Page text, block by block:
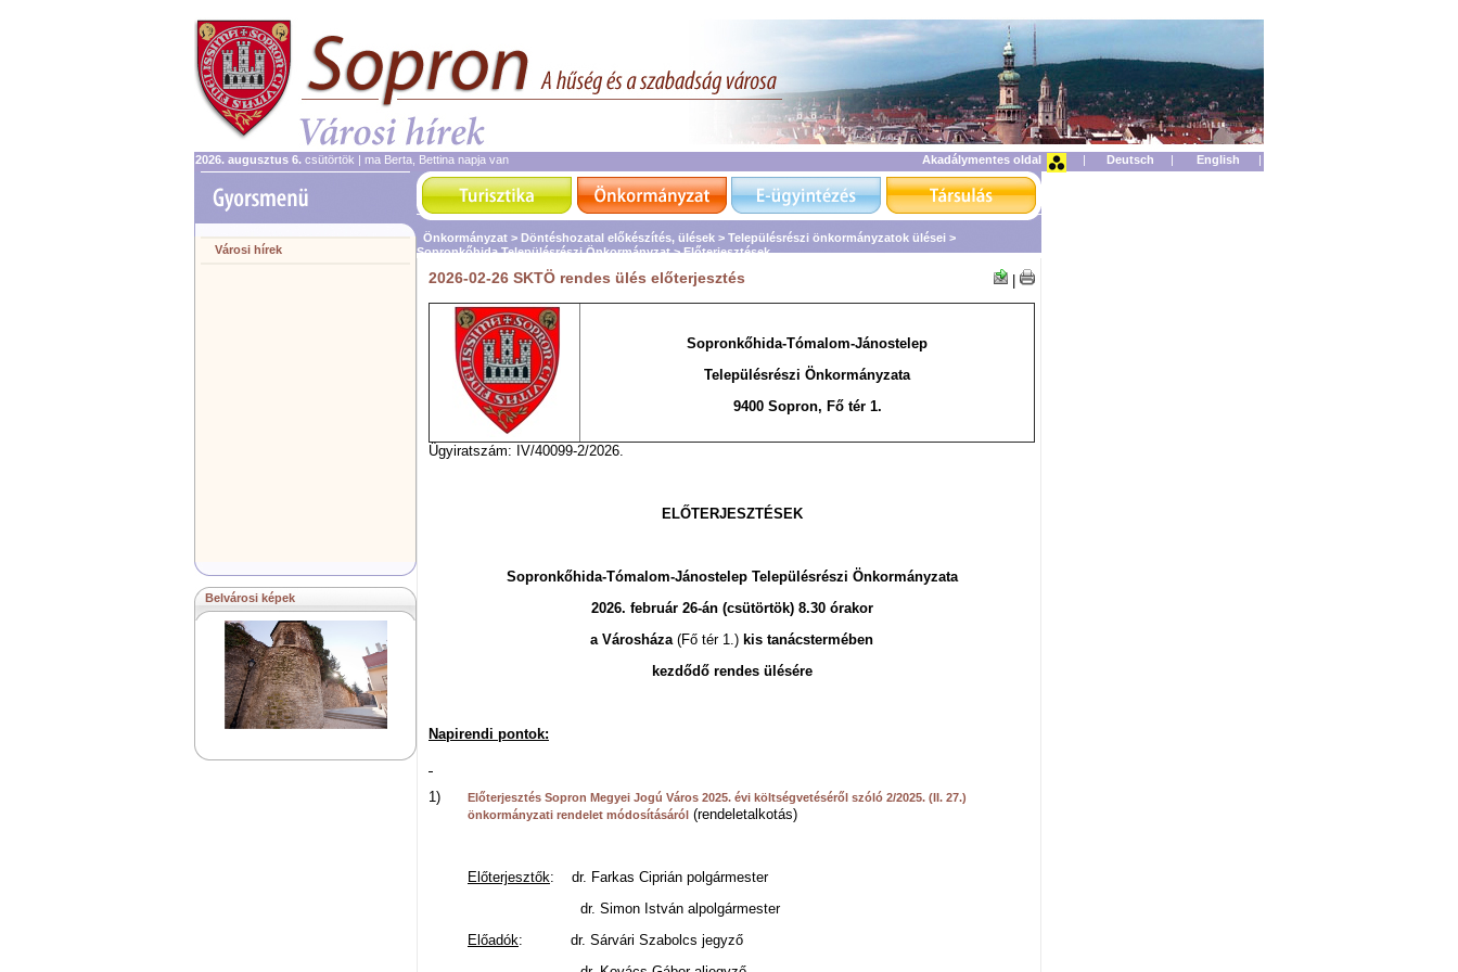
2026. augusztus 6. csütörtök | ma Berta, Bettina napja van | | |
Akadálymentes oldal
Városi hírek
Belvárosi képek
Önkormányzat > Döntéshozatal előkészítés, ülések > Településrészi önkormányzatok ülései >
Sopronkőhida Településrészi Önkormányzat >Előterjesztések
2026-02-26 SKTÖ rendes ülés előterjesztés
Sopronkőhida-Tómalom-Jánostelep
Településrészi Önkormányzata
9400 Sopron, Fő tér 1.
Ügyiratszám: IV/40099-2/2026.
ELŐTERJESZTÉSEK
Sopronkőhida-Tómalom-Jánostelep Településrészi Önkormányzata
2026. február 26-án (csütörtök) 8.30órakor
a Városháza (Fő tér 1.) kis tanácstermében
kezdődő rendes ülésére
Napirendi pontok:
1)
Előterjesztés Sopron Megyei Jogú Város 2025. évi költségvetéséről szóló 2/2025. (II. 27.)
önkormányzati rendelet módosításáról (rendeletalkotás)
Előterjesztők: dr. Farkas Ciprián polgármester
dr. Simon István alpolgármester
Előadók: dr. Sárvári Szabolcs jegyző